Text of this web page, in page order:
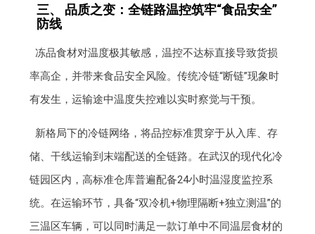
三、 品质之变：全链路温控筑牢“食品安全”
防线
冻品食材对温度极其敏感，温控不达标直接导致货损
率高企，并带来食品安全风险。传统冷链“断链”现象时
有发生，运输途中温度失控难以实时察觉与干预。
新格局下的冷链网络，将品控标准贯穿于从入库、存
储、干线运输到末端配送的全链路。在武汉的现代化冷
链园区内，高标准仓库普遍配备24小时温湿度监控系
统。在运输环节，具备“双冷机+物理隔断+独立测温”的
三温区车辆，可以同时满足一款订单中不同温层食材的